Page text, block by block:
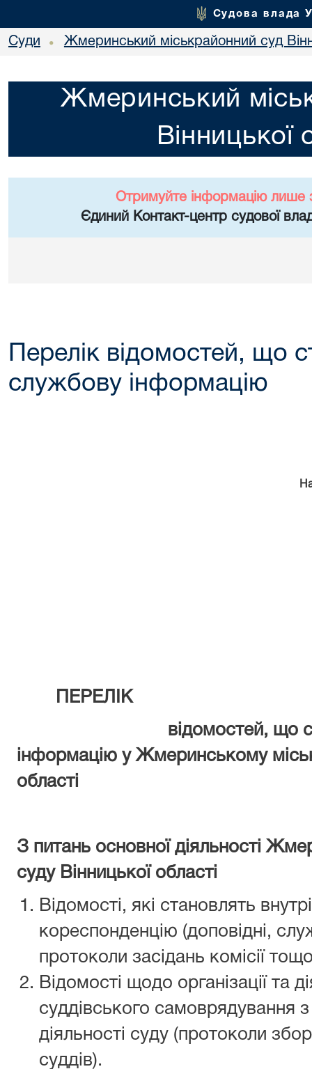
Судова влада
Суди • Жмеринський міськрайонний суд
Жмеринський
Вінницької
Отримуйте інформацію лише
Єдиний Контакт-центр судової
Перелік відомостей, що
службову інформацію
ПЕРЕЛІК
відомостей, що
інформацію уЖмеринському
області
З питань основної діяльності
суду Вінницької області
Відомості, які становлять
кореспонденцію (доповідні,
протоколи засідань комісії
Відомості щодо організації та
суддівського самоврядування
діяльності суду (протоколи
суддів).